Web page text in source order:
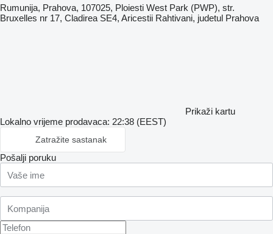
Rumunija, Prahova, 107025, Ploiesti West Park (PWP), str.
Bruxelles nr 17, Cladirea SE4, Aricestii Rahtivani, judetul Prahova
Prikaži kartu
Lokalno vrijeme prodavaca: 22:38 (EEST)
Zatražite sastanak
Pošalji poruku